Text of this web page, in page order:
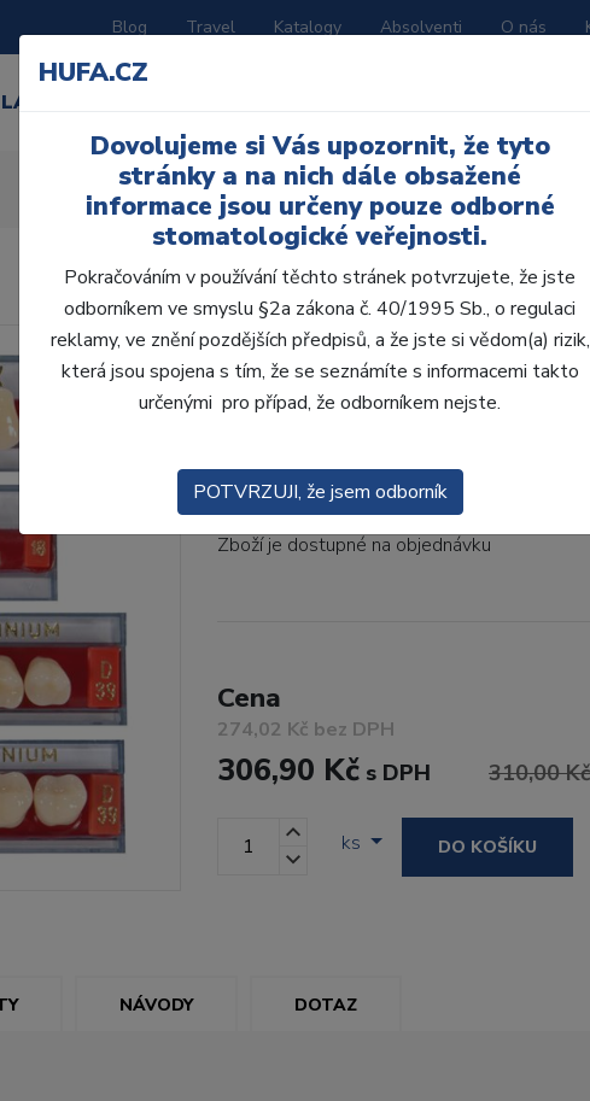
Blog Travel Katalogy Absolventi O nás
LABORATOŘ
AcryRock 1x28 S15-
• Dvouvrstvé velmi estetické pryskyřičné
zub.• Díky použití speciální pryskyřice
Kód produktu: 803052
Zboží je dostupné na objednávku
Cena
274,02 Kč bez DPH
306,90 Kč s DPH 310,00 Kč
ks DO KOŠÍKU
NÁVODY DOTAZ
HUFA.CZ
Dovolujeme si Vás upozornit, že tyto
stránky a na nich dále obsažené
informace jsou určeny pouze odborné
stomatologické veřejnosti.
Pokračováním v používání těchto stránek potvrzujete, že jste
odborníkem ve smyslu §2a zákona č. 40/1995 Sb., o regulaci
reklamy, ve znění pozdějších předpisů, a že jste si vědom(a) rizik,
která jsou spojena s tím, že se seznámíte s informacemi takto
určenými pro případ, že odborníkem nejste.
POTVRZUJI, že jsem odborník